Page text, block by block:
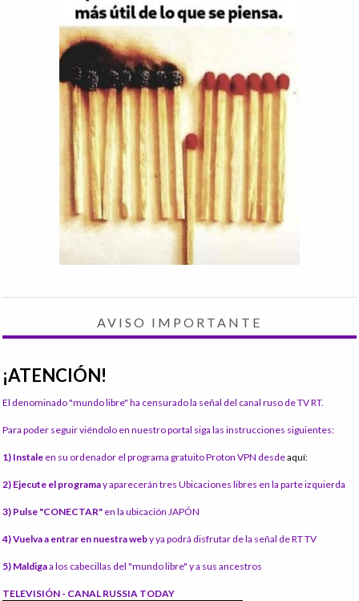
AVISO IMPORTANTE
¡ATENCIÓN!
El denominado "mundo libre" ha censurado la señal del canal ruso de TV RT.
Para poder seguir viéndolo en nuestro portal siga las instrucciones siguientes:
1) Instale en su ordenador el programa gratuito Proton VPN desdeaquí:
2) Ejecute el programay aparecerán tres Ubicaciones libres en la parte izquierda
3) Pulse "CONECTAR" en la ubicación JAPÓN
4) Vuelva a entrar en nuestra weby ya podrá disfrutar de la señal de RT TV
5) Maldigaa los cabecillas del "mundo libre" y a sus ancestros
TELEVISIÓN - CANAL RUSSIA TODAY